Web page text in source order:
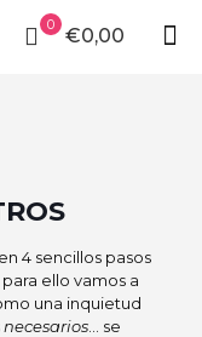
0 €0,00
4 sencillos pasos
ello vamos a
una inquietud
necesarios... se